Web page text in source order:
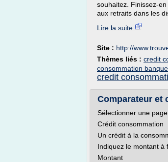
souhaitez. Finissez-
aux retraits dans les
Lire la suite
Site : http://
Thèmes liés : credit
consommation
credit
Comparateur et
Sélectionner une page
Crédit consommation
Un crédit à la
Indiquez le montant à
Montant